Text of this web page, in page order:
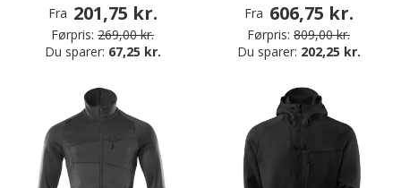
Fra 201,75 kr.
Førpris: 269,00 kr.
Du sparer: 67,25 kr.
Fra 606,75 kr.
Førpris: 809,00 kr.
Du sparer: 202,25 kr.